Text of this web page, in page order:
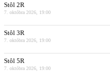
Stôl 2R
7. októbra 2026, 19:00
Stôl 3R
7. októbra 2026, 19:00
Stôl 5R
7. októbra 2026, 19:00